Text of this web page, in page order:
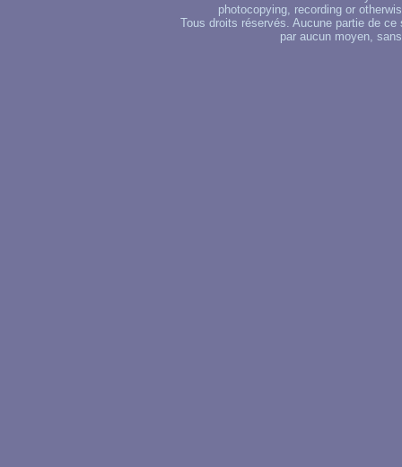
photocopying, recording or
Tous droits réservés. Aucune partie de
par aucun moyen,